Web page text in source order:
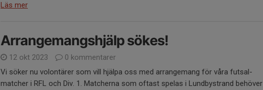
Läs mer
Arrangemangshjälp sökes!
12 okt 2023
0 kommentarer
Vi söker nu volontärer som vill hjälpa oss med arrangemang för våra futsal-
matcher i RFL och Div. 1. Matcherna som oftast spelas i Lundbystrand behöver